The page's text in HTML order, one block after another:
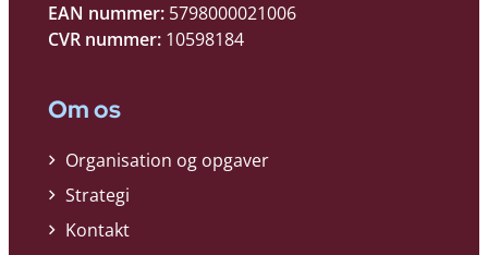
EAN nummer: 5798000021006
CVR nummer: 10598184
Om os
Organisation og opgaver
Strategi
Kontakt